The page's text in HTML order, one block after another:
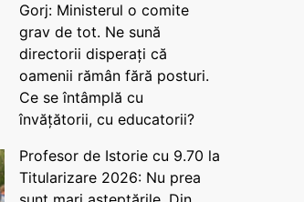
Gorj: Ministerul o comite
grav de tot. Ne sună
directorii disperați că
oamenii rămân fără posturi.
Ce se întâmplă cu
învățătorii, cu educatorii?
Profesor de Istorie cu 9.70 la
Titularizare 2026: Nu prea